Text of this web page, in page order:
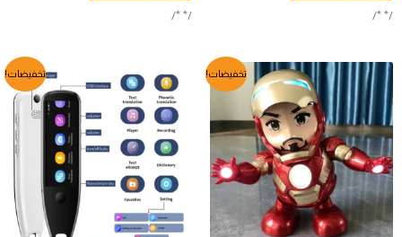
/* */
/* */
تخفيضات!
السعر
الأصلي
هو:
EGP450.
السعر
الحالي
هو:
EGP380.
تخفيضات!
الأصلي
هو:
EGP3800.
الحالي
هو:
EGP2399.